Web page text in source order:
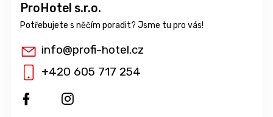
ProHotel s.r.o.
info@profi-hotel.cz
+420 605 717 254